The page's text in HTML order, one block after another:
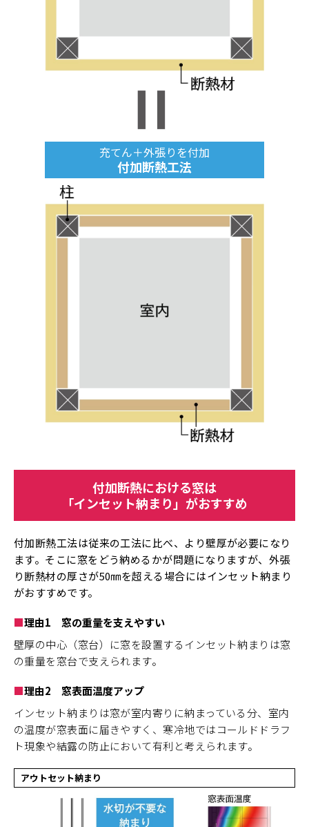
充てん＋外張りを付加
付加断熱工法
付加断熱における窓は
「インセット納まり」がおすすめ
付加断熱工法は従来の工法に比べ、より壁厚が必要になり
ます。そこに窓をどう納めるかが問題になりますが、外張
り断熱材の厚さが50㎜を超える場合にはインセット納まり
がおすすめです。
理由1 窓の重量を支えやすい
壁厚の中心（窓台）に窓を設置するインセット納まりは窓
の重量を窓台で支えられます。
理由2 窓表面温度アップ
インセット納まりは窓が室内寄りに納まっている分、室内
の温度が窓表面に届きやすく、寒冷地ではコールドドラフ
ト現象や結露の防止において有利と考えられます。
アウトセット納まり